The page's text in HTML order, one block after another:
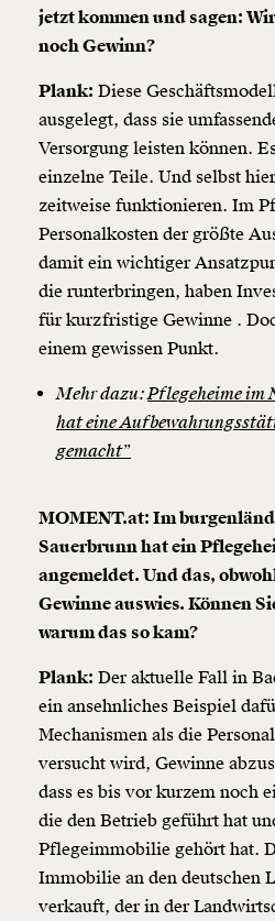
Veränderung
beginnt mit
WerdeFördermitgliedund wir
jetzt kommen und sagen:
noch Gewinn?
Plank: Diese
ausgelegt, dass sie
Versorgung leisten können.
einzelne Teile. Und selbst
zeitweise funktionieren. Im
Personalkosten der größte
damit ein wichtiger
die runterbringen, haben
für kurzfristige Gewinne .
einem gewissen Punkt.
Mehr dazu:Pflegeheime im
hat eine
gemacht”
MOMENT.at: Im
Sauerbrunn hat ein
angemeldet. Und das,
Gewinne auswies. Können
warum das so kam?
Plank: Der aktuelle Fall in
ein ansehnliches Beispiel
Mechanismen als die
versucht wird, Gewinne
dass es bis vor kurzem noch
die den Betrieb geführt hat
Pflegeimmobilie gehört hat.
Immobilie an den deutschen
verkauft, der in der